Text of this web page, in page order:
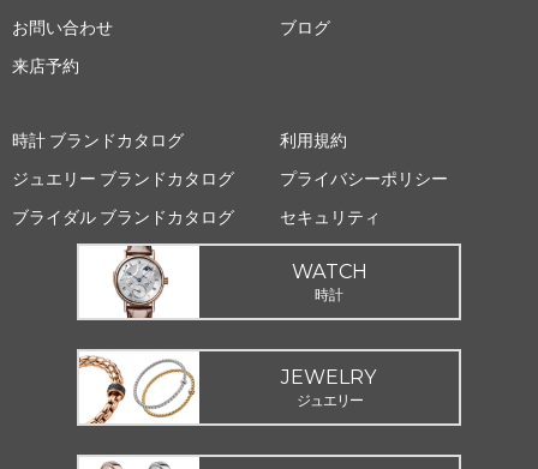
お問い合わせ
来店予約
ブログ
時計 ブランドカタログ
ジュエリー ブランドカタログ
ブライダル ブランドカタログ
利用規約
プライバシーポリシー
セキュリティ
WATCH
時計
JEWELRY
ジュエリー